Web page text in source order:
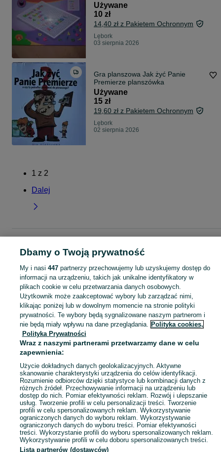
Używane
10 zł
14,40 zł z Pakietem Ochronnym
Lębork
03 sierpnia 2026
Gra planszowa Jak żyć Panie
Premierze planszówka
Używane
15 zł
19,60 zł z Pakietem Ochronnym
Lębork
02 sierpnia 2026
1 z 2
Dalej
Gry planszowe - Lębork
KATEGORIA
Zobacz
Mapa kategorii
Mapa miejscowości
Mapa ministron
Popularne wyszukiwania
Dbamy o Twoją prywatność
My i nasi 447partnerzy przechowujemy lub uzyskujemy dostęp do
informacji na urządzeniu, takich jak unikalne identyfikatory w
plikach cookie w celu przetwarzania danych osobowych.
Użytkownik może zaakceptować wybory lub zarządzać nimi,
klikając poniżej lub w dowolnym momencie na stronie polityki
prywatności. Te wybory będą sygnalizowane naszym partnerom i
nie będą miały wpływu na dane przeglądania. Polityka cookies,
Polityka Prywatności
Wraz z naszymi partnerami przetwarzamy dane w celu
zapewnienia:
Użycie dokładnych danych geolokalizacyjnych. Aktywne
skanowanie charakterystyki urządzenia do celów identyfikacji.
Rozumienie odbiorców dzięki statystyce lub kombinacji danych z
różnych źródeł. Przechowywanie informacji na urządzeniu lub
dostęp do nich. Pomiar efektywności reklam. Rozwój i ulepszanie
usług. Tworzenie profili w celu personalizacji treści. Tworzenie
profili w celu spersonalizowanych reklam. Wykorzystywanie
ograniczonych danych do wyboru reklam. Wykorzystywanie
ograniczonych danych do wyboru treści. Pomiar efektywności
treści. Wykorzystanie profili do wyboru spersonalizowanych reklam.
Wykorzystywanie profili w celu doboru spersonalizowanych treści.
Lista partnerów (dostawców)